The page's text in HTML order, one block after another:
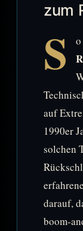
zum
S
auf
1990er
solchen
darauf,
boom-